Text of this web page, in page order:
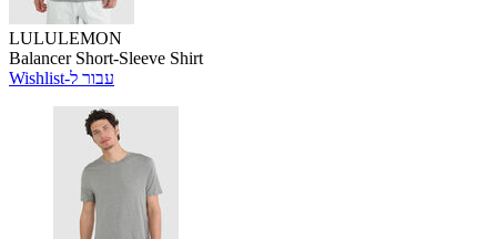
LULULEMON
Balancer Short-Sleeve Shirt
Wishlist-עבור ל